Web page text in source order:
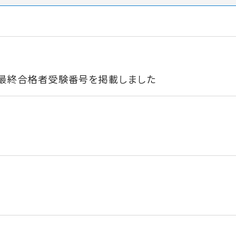
終合格者受験番号を掲載しました